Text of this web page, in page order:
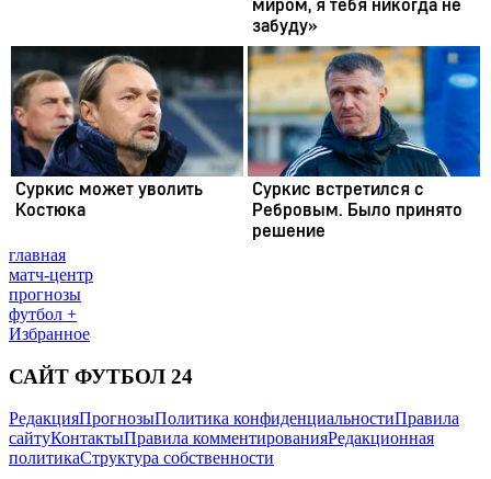
главная
матч-центр
прогнозы
футбол +
Избранное
САЙТ ФУТБОЛ 24
РедакцияПрогнозыПолитика конфиденциальностиПравила
сайтуКонтактыПравила комментированияРедакционная
политикаСтруктура собственности